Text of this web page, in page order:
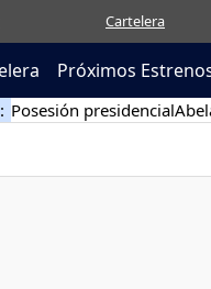
Cartelera
Próximos
Posesión presidencial